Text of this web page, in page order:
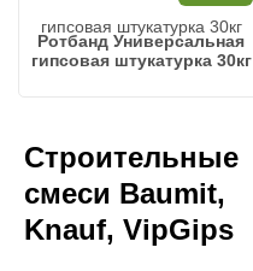
Ротбанд Универсальная
гипсовая штукатурка 30кг
Строительные
смеси Baumit,
Knauf, VipGips